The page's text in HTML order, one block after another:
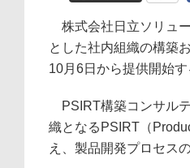
株式会社日立ソリュ
とした社内組織の構築
10月6日から提供開始す
PSIRT構築コンサル
織となるPSIRT（
え、製品開発プロセス